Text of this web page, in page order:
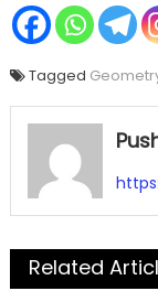
Tagged
Related